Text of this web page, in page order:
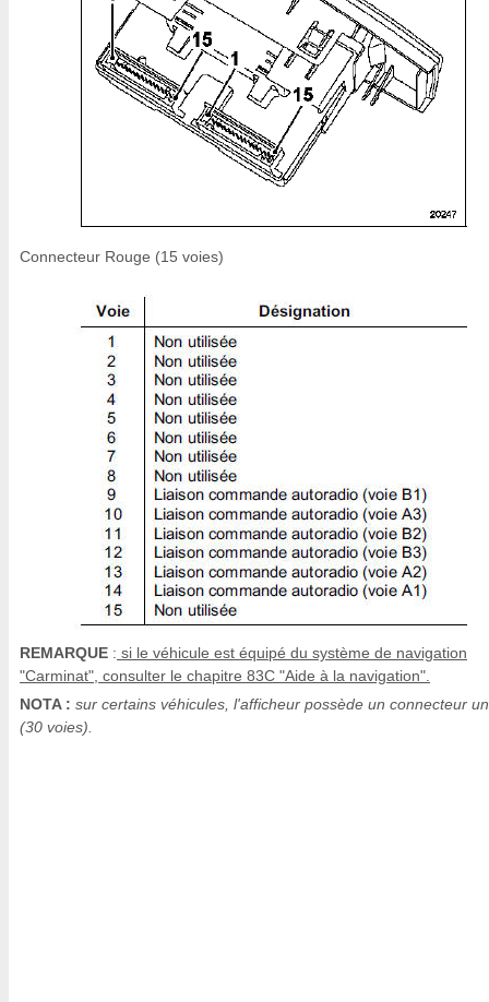
Connecteur Rouge (15 voies)
REMARQUE : si le véhicule est équipé du système de navigation
"Carminat", consulter le chapitre 83C "Aide à la navigation".
NOTA : sur certains véhicules, l'afficheur possède un connecteur
(30 voies).